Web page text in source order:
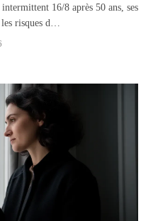
16/8 après 50 ans, ses
risques d